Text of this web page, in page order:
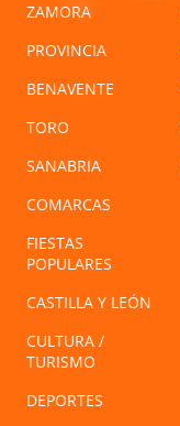
ZAMORA
PROVINCIA
BENAVENTE
TORO
SANABRIA
COMARCAS
FIESTAS
POPULARES
CASTILLA Y LEÓN
CULTURA /
TURISMO
DEPORTES